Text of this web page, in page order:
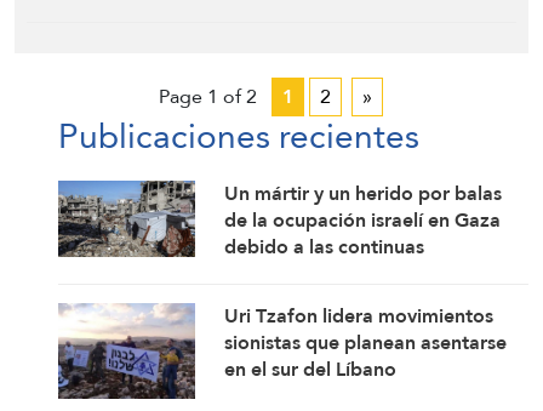
Page 1 of 2 1 2 »
Publicaciones recientes
Un mártir y un herido por balas
de la ocupación israelí en Gaza
debido a las continuas
Uri Tzafon lidera movimientos
sionistas que planean asentarse
en el sur del Líbano